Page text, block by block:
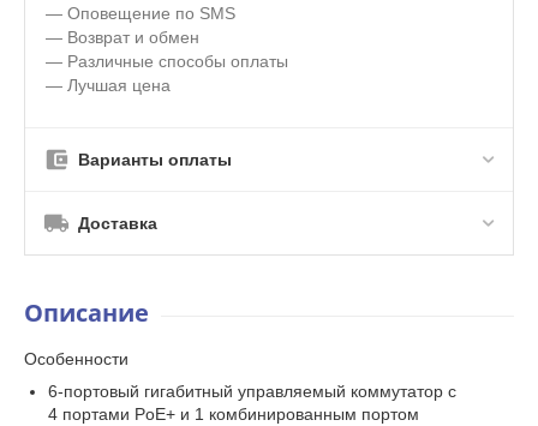
— Оповещение по SMS
— Возврат и обмен
— Различные способы оплаты
— Лучшая цена
Варианты оплаты
Доставка
Описание
Особенности
6-портовый гигабитный управляемый коммутатор с
4 портами PoE+ и 1 комбинированным портом